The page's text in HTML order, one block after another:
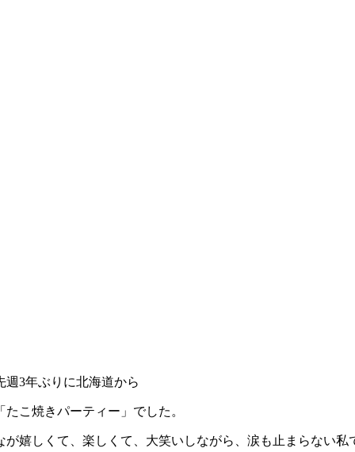
3年ぶりに北海道から
こ焼きパーティー」でした。
嬉しくて、楽しくて、大笑いしながら、涙も止まらない私